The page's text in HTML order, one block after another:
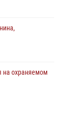
на охраняемом